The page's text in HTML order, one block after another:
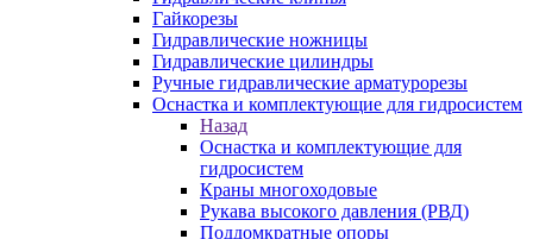
Гайкорезы
Гидравлические ножницы
Гидравлические цилиндры
Ручные гидравлические арматурорезы
Оснастка и комплектующие для гидросистем
Назад
Оснастка и комплектующие для
гидросистем
Краны многоходовые
Рукава высокого давления (РВД)
Поддомкратные опоры